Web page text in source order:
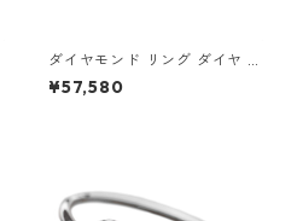
ダイヤモンド リング ダイヤ ア
イスブルーダイヤ 合計0.06ct
9号 プラチナ Pt950 ハートモ
¥57,580